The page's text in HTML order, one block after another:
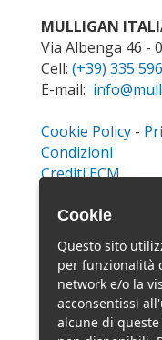
MULLIGAN
Via Albenga 46 -
Cell: (+39) 335
E-mail:
Cookie Policy -
Condizioni
Crediti ECM
Social
Cookie
Questo sito
per funzionalità
network e/o la
acconsentissi
alcune di